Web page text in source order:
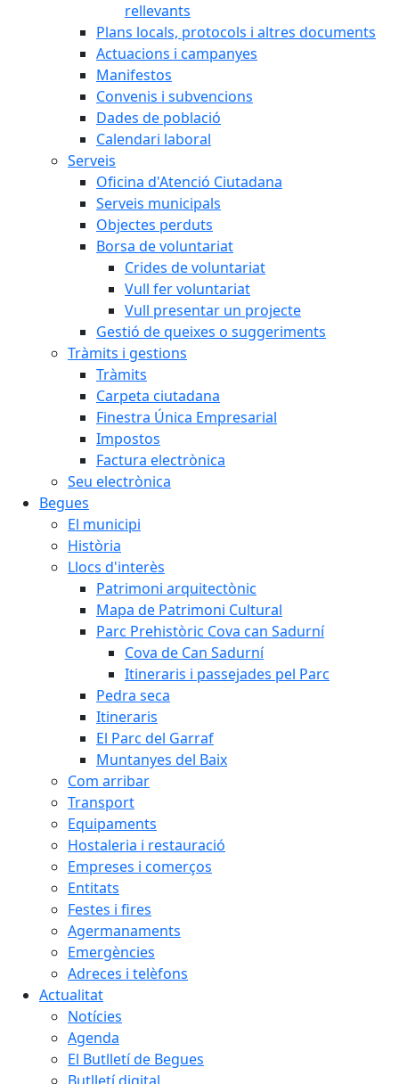
rellevants
Plans locals, protocols i altres documents
Actuacions i campanyes
Manifestos
Convenis i subvencions
Dades de població
Calendari laboral
Serveis
Oficina d'Atenció Ciutadana
Serveis municipals
Objectes perduts
Borsa de voluntariat
Crides de voluntariat
Vull fer voluntariat
Vull presentar un projecte
Gestió de queixes o suggeriments
Tràmits i gestions
Tràmits
Carpeta ciutadana
Finestra Única Empresarial
Impostos
Factura electrònica
Seu electrònica
Begues
El municipi
Història
Llocs d'interès
Patrimoni arquitectònic
Mapa de Patrimoni Cultural
Parc Prehistòric Cova can Sadurní
Cova de Can Sadurní
Itineraris i passejades pel Parc
Pedra seca
Itineraris
El Parc del Garraf
Muntanyes del Baix
Com arribar
Transport
Equipaments
Hostaleria i restauració
Empreses i comerços
Entitats
Festes i fires
Agermanaments
Emergències
Adreces i telèfons
Actualitat
Notícies
Agenda
El Butlletí de Begues